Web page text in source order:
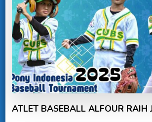
ATLET BASEBALL ALFOUR RAIH